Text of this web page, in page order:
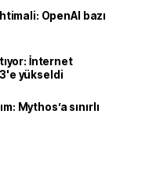
OpenAI bazı
İnternet
yükseldi
Mythos’a sınırlı